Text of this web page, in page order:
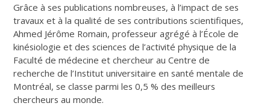
Grâce à ses publications nombreuses, à l’impact de ses
travaux et à la qualité de ses contributions scientifiques,
Ahmed Jérôme Romain, professeur agrégé à l’École de
kinésiologie et des sciences de l’activité physique de la
Faculté de médecine et chercheur au Centre de
recherche de l’Institut universitaire en santé mentale de
Montréal, se classe parmi les 0,5 % des meilleurs
chercheurs au monde.